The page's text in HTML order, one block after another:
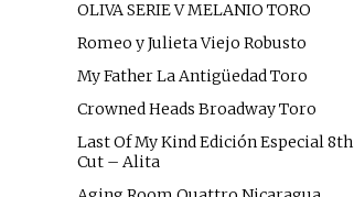
OLIVA SERIE V MELANIO TORO
Romeo y Julieta Viejo Robusto
My Father La Antigüedad Toro
Crowned Heads Broadway Toro
Last Of My Kind Edición Especial 8th
Cut – Alita